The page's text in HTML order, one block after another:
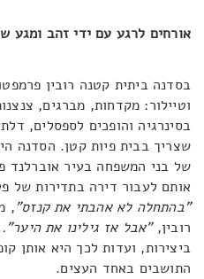
אורחים לרגע עם ידי זהב ומגע
בסדנה ביתית קטנה רובין
וטיילור: מקדחות, מברגים,
בסינרגיה והופכים לספסלים,
שצריך בבית פיות קטן. הסדנה
של בני המשפחה בעיר אוברלנד
אותם לעבור דירה בתדירות של
"בהתחלה לא אהבתי את קנזס",
רובין,"אבל אז גילינו את היער".
ביצירות, ועדות לכך היא אותן
התושבים באחד העצים.